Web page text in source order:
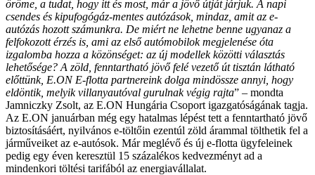
öröme, a tudat, hogy itt és most, már a jövő útját járjuk. A napi
csendes és kipufogógáz-mentes autózások, mindaz, amit az e-
autózás hozott számunkra. De miért ne lehetne benne ugyanaz a
felfokozott érzés is, ami az első autómobilok megjelenése óta
izgalomba hozza a közönséget: az új modellek közötti választás
lehetősége? A zöld, fenntartható jövő felé vezető út tisztán látható
előttünk, E.ON E-flotta partnereink dolga mindössze annyi, hogy
eldöntik, melyik villanyautóval gurulnak végig rajta” – mondta
Jamniczky Zsolt, az E.ON Hungária Csoport igazgatóságának tagja.
Az E.ON januárban még egy hatalmas lépést tett a fenntartható jövő
biztosításáért, nyilvános e-töltőin ezentúl zöld árammal tölthetik fel a
járműveiket az e-autósok. Már meglévő és új e-flotta ügyfeleinek
pedig egy éven keresztül 15 százalékos kedvezményt ad a
mindenkori töltési tarifából az energiavállalat.